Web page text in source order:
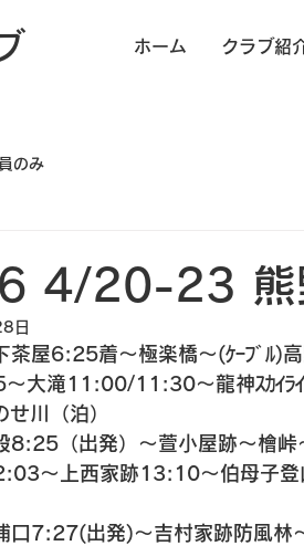
ホーム クラブ紹
のみ
4/20-23 熊
日
茶屋6:25着〜極楽橋〜(ｹｰﾌﾞﾙ)
大滝11:00/11:30〜龍神ｽｶｲ
せ川（泊）
8:25（出発）〜萱小屋跡～檜
〜上西家跡13:10〜伯母子
口7:27(出発)〜吉村家跡防風